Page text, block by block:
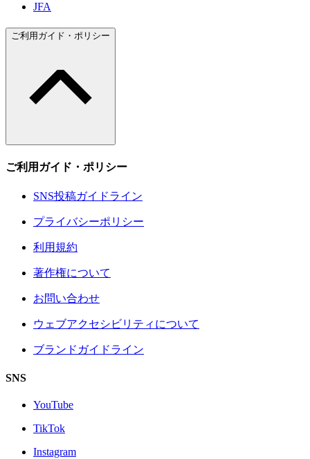
JFA
ご利用ガイド・ポリシー
ご利用ガイド・ポリシー
SNS投稿ガイドライン
プライバシーポリシー
利用規約
著作権について
お問い合わせ
ウェブアクセシビリティについて
ブランドガイドライン
SNS
YouTube
TikTok
Instagram